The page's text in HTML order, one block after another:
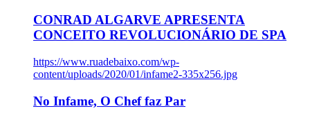
CONRAD ALGARVE APRESENTA
CONCEITO REVOLUCIONÁRIO DE SPA
https://www.ruadebaixo.com/wp-
content/uploads/2020/01/infame2-335x256.jpg
No Infame, O Chef faz Par